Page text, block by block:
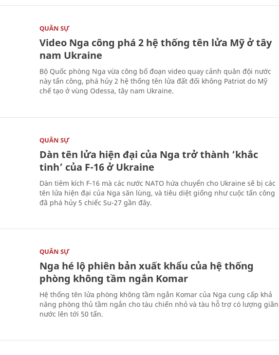
QUÂN SỰ
Video Nga công phá 2 hệ thống tên lửa Mỹ ở tây
nam Ukraine
Bộ Quốc phòng Nga vừa công bố đoạn video quay cảnh quân đội nước
này tấn công, phá hủy 2 hệ thống tên lửa đất đối không Patriot do Mỹ
chế tạo ở vùng Odessa, tây nam Ukraine.
QUÂN SỰ
Dàn tên lửa hiện đại của Nga trở thành ‘khắc
tinh’ của F-16 ở Ukraine
Dàn tiêm kích F-16 mà các nước NATO hứa chuyển cho Ukraine sẽ bị các
tên lửa hiện đại của Nga săn lùng, và tiêu diệt giống như cuộc tấn công
đã phá hủy 5 chiếc Su-27 gần đây.
QUÂN SỰ
Nga hé lộ phiên bản xuất khẩu của hệ thống
phòng không tầm ngắn Komar
Hệ thống tên lửa phòng không tầm ngắn Komar của Nga cung cấp khả
năng phòng thủ tầm ngắn cho tàu chiến nhỏ và tàu hỗ trợ có lượng giãn
nước lên tới 50 tấn.